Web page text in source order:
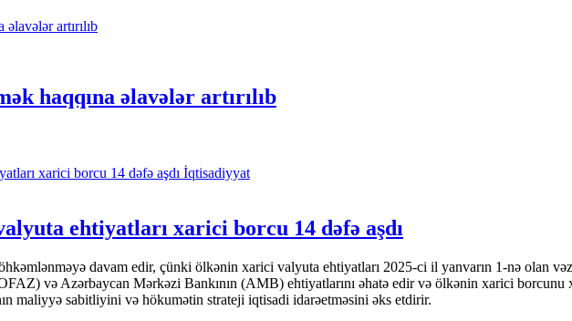
haqqına əlavələr artırılıb
İqtisadiyyat
ehtiyatları xarici borcu 14 dəfə aşdı
davam edir, çünki ölkənin xarici valyuta ehtiyatları 2025-ci il yanvarın 1-nə olan
və Azərbaycan Mərkəzi Bankının (AMB) ehtiyatlarını əhatə edir və ölkənin xarici
maliyyə sabitliyini və hökumətin strateji iqtisadi idarəetməsini əks etdirir.